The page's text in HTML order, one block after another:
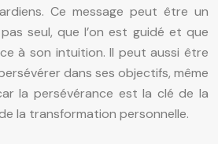
Ce message peut être un
seul, que l’on est guidé et que
à son intuition. Il peut aussi être
dans ses objectifs, même
la persévérance est la clé de la
la transformation personnelle.